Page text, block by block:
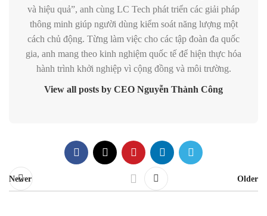
và hiệu quả”, anh cùng LC Tech phát triển các giải pháp
thông minh giúp người dùng kiểm soát năng lượng một
cách chủ động. Từng làm việc cho các tập đoàn đa quốc
gia, anh mang theo kinh nghiệm quốc tế để hiện thực hóa
hành trình khởi nghiệp vì cộng đồng và môi trường.
View all posts by CEO Nguyễn Thành Công
Newer Older